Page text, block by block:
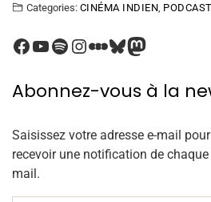
Categories: CINÉMA INDIEN PODCAST
Abonnez-vous à la
Saisissez votre adresse e-mail
recevoir une notification de
mail.